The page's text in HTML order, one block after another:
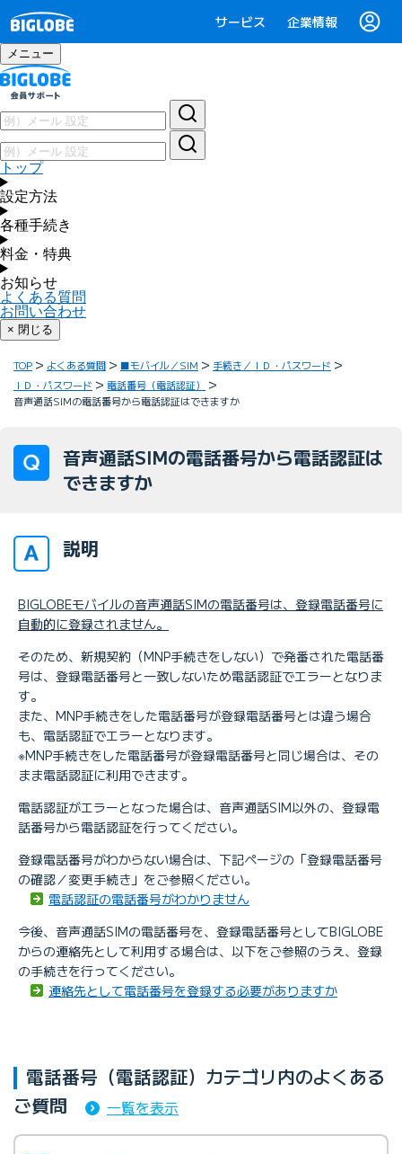
サービス 企業情報
メニュー
トップ
設定方法
各種手続き
料金・特典
お知らせ
よくある質問
お問い合わせ
× 閉じる
TOP よくある質問 ■モバイル／SIM
手続き／ＩＤ・パスワード
ＩＤ・パスワード
電話番号（電話認証）
音声通話SIMの電話番号から電話認証はできますか
音声通話SIMの電話番号から電話認証は
できますか
説明
BIGLOBEモバイルの音声通話SIMの電話番号は、登録電話番号に
自動的に登録されません。
そのため、新規契約（MNP手続きをしない）で発番された電話番
号は、登録電話番号と一致しないため電話認証でエラーとなりま
す。
また、MNP手続きをした電話番号が登録電話番号とは違う場合
も、電話認証でエラーとなります。
※MNP手続きをした電話番号が登録電話番号と同じ場合は、その
まま電話認証に利用できます。
電話認証がエラーとなった場合は、音声通話SIM以外の、登録電
話番号から電話認証を行ってください。
登録電話番号がわからない場合は、下記ページの「登録電話番号
の確認／変更手続き」をご参照ください。
電話認証の電話番号がわかりません
今後、音声通話SIMの電話番号を、登録電話番号としてBIGLOBE
からの連絡先として利用する場合は、以下をご参照のうえ、登録
の手続きを行ってください。
連絡先として電話番号を登録する必要がありますか
電話番号（電話認証）カテゴリ内のよくある
ご質問
一覧を表示